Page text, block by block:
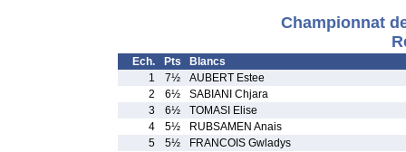
Championnat
Ech. Pts
Blancs
1
7½
AUBERT Estee
2
6½
SABIANI Chjara
3
6½
TOMASI Elise
4
5½
RUBSAMEN Anais
5
5½
FRANCOIS Gwladys